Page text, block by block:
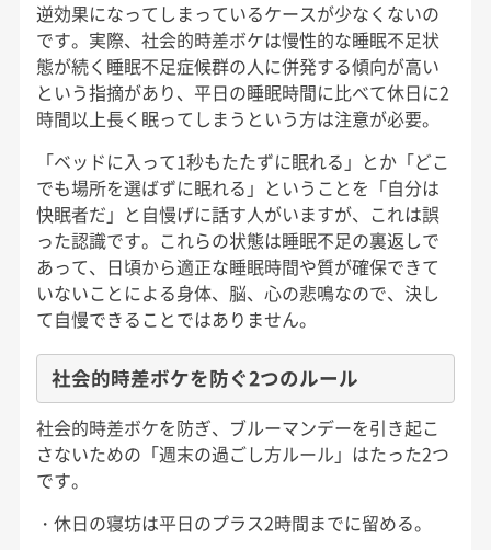
逆効果になってしまっているケースが少なくないの
です。実際、社会的時差ボケは慢性的な睡眠不足状
態が続く睡眠不足症候群の人に併発する傾向が高い
という指摘があり、平日の睡眠時間に比べて休日に2
時間以上長く眠ってしまうという方は注意が必要。
「ベッドに入って1秒もたたずに眠れる」とか「どこ
でも場所を選ばずに眠れる」ということを「自分は
快眠者だ」と自慢げに話す人がいますが、これは誤
った認識です。これらの状態は睡眠不足の裏返しで
あって、日頃から適正な睡眠時間や質が確保できて
いないことによる身体、脳、心の悲鳴なので、決し
て自慢できることではありません。
社会的時差ボケを防ぐ2つのルール
社会的時差ボケを防ぎ、ブルーマンデーを引き起こ
さないための「週末の過ごし方ルール」はたった2つ
です。
・休日の寝坊は平日のプラス2時間までに留める。